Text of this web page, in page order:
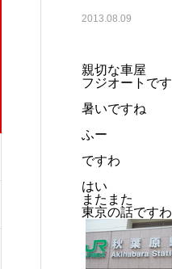
2013.08.09
親切な車屋
フジオートです
暑いですね
ふー
ですわ
はい
またまた
東京の話ですわ